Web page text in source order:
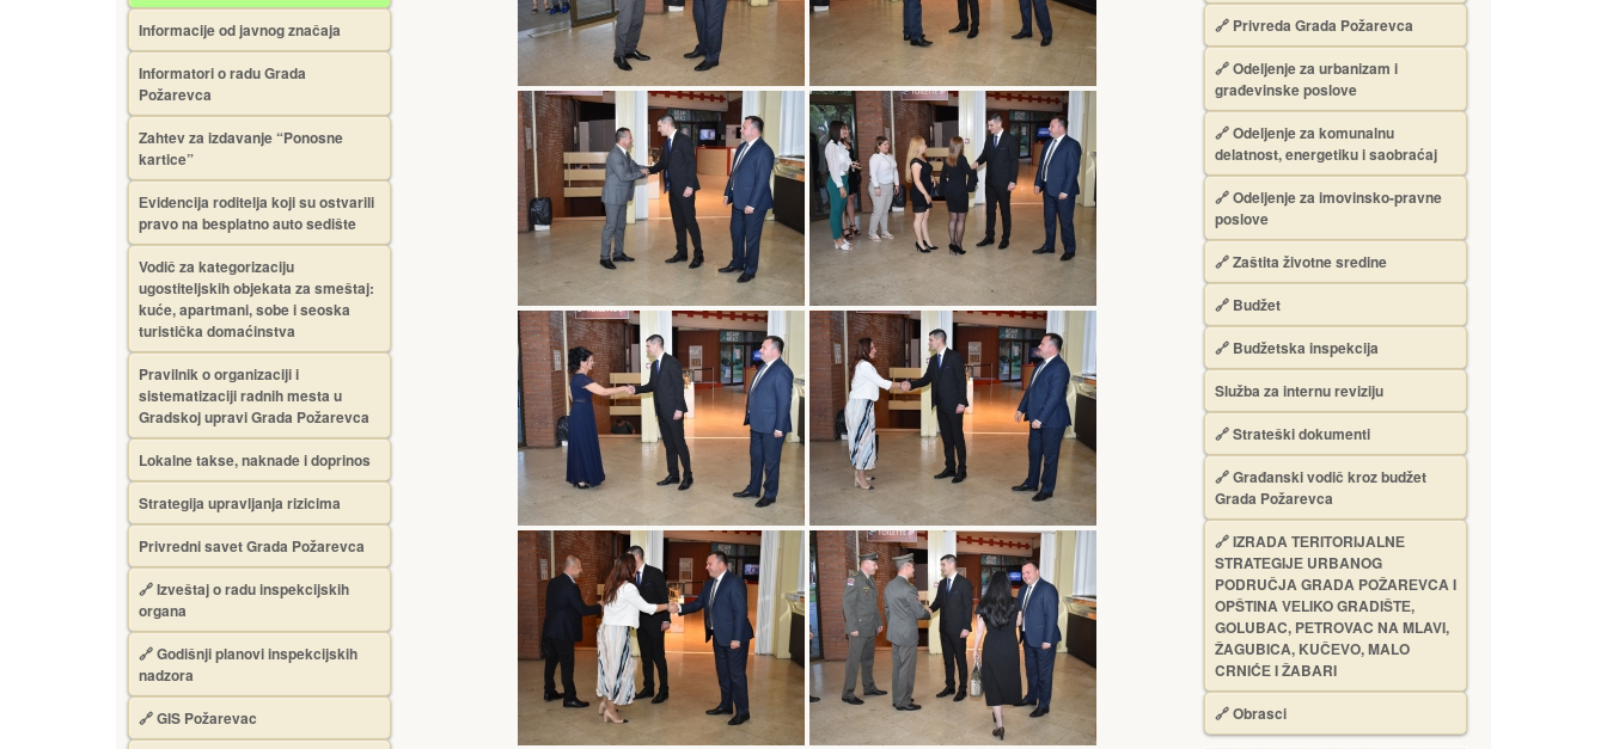
Informacije od javnog značaja
Informatori o radu Grada
Požarevca
Zahtev za izdavanje “Ponosne
kartice”
Еvidencija roditelja koji su ostvarili
pravo na besplatno auto sedište
Vodič za kategorizaciju
ugostiteljskih objekata za smeštaj:
kuće, apartmani, sobe i seoska
turistička domaćinstva
Pravilnik o organizaciji i
sistematizaciji radnih mesta u
Gradskoj upravi Grada Požarevca
Lokalne takse, naknade i doprinos
Strategija upravljanja rizicima
Privredni savet Grada Požarevca
🔗Izveštaj o radu inspekcijskih
organa
🔗Godišnji planovi inspekcijskih
nadzora
🔗 GIS Požarevac
🔗 Privreda Grada Požarevca
🔗Odeljenje za urbanizam i
građevinske poslove
🔗Odeljenje za komunalnu
delatnost, energetiku i saobraćaj
🔗Odeljenje za imovinsko-pravne
poslove
🔗Zaštita životne sredine
🔗 Budžet
🔗 Budžetska inspekcija
Služba za internu reviziju
🔗Strateški dokumenti
🔗Građanski vodič kroz budžet
Grada Požarevca
🔗IZRADA TЕRITORIJALNЕ
STRATЕGIJЕ URBANOG
PODRUČJA GRADA POŽARЕVCA I
OPŠTINA VЕLIKO GRADIŠTЕ,
GOLUBAC, PЕTROVAC NA MLAVI,
ŽAGUBICA, KUČЕVO, MALO
CRNIĆЕ I ŽABARI
🔗Obrasci